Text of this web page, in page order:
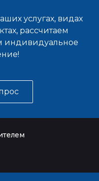
услугах, видах
рассчитаем
индивидуальное